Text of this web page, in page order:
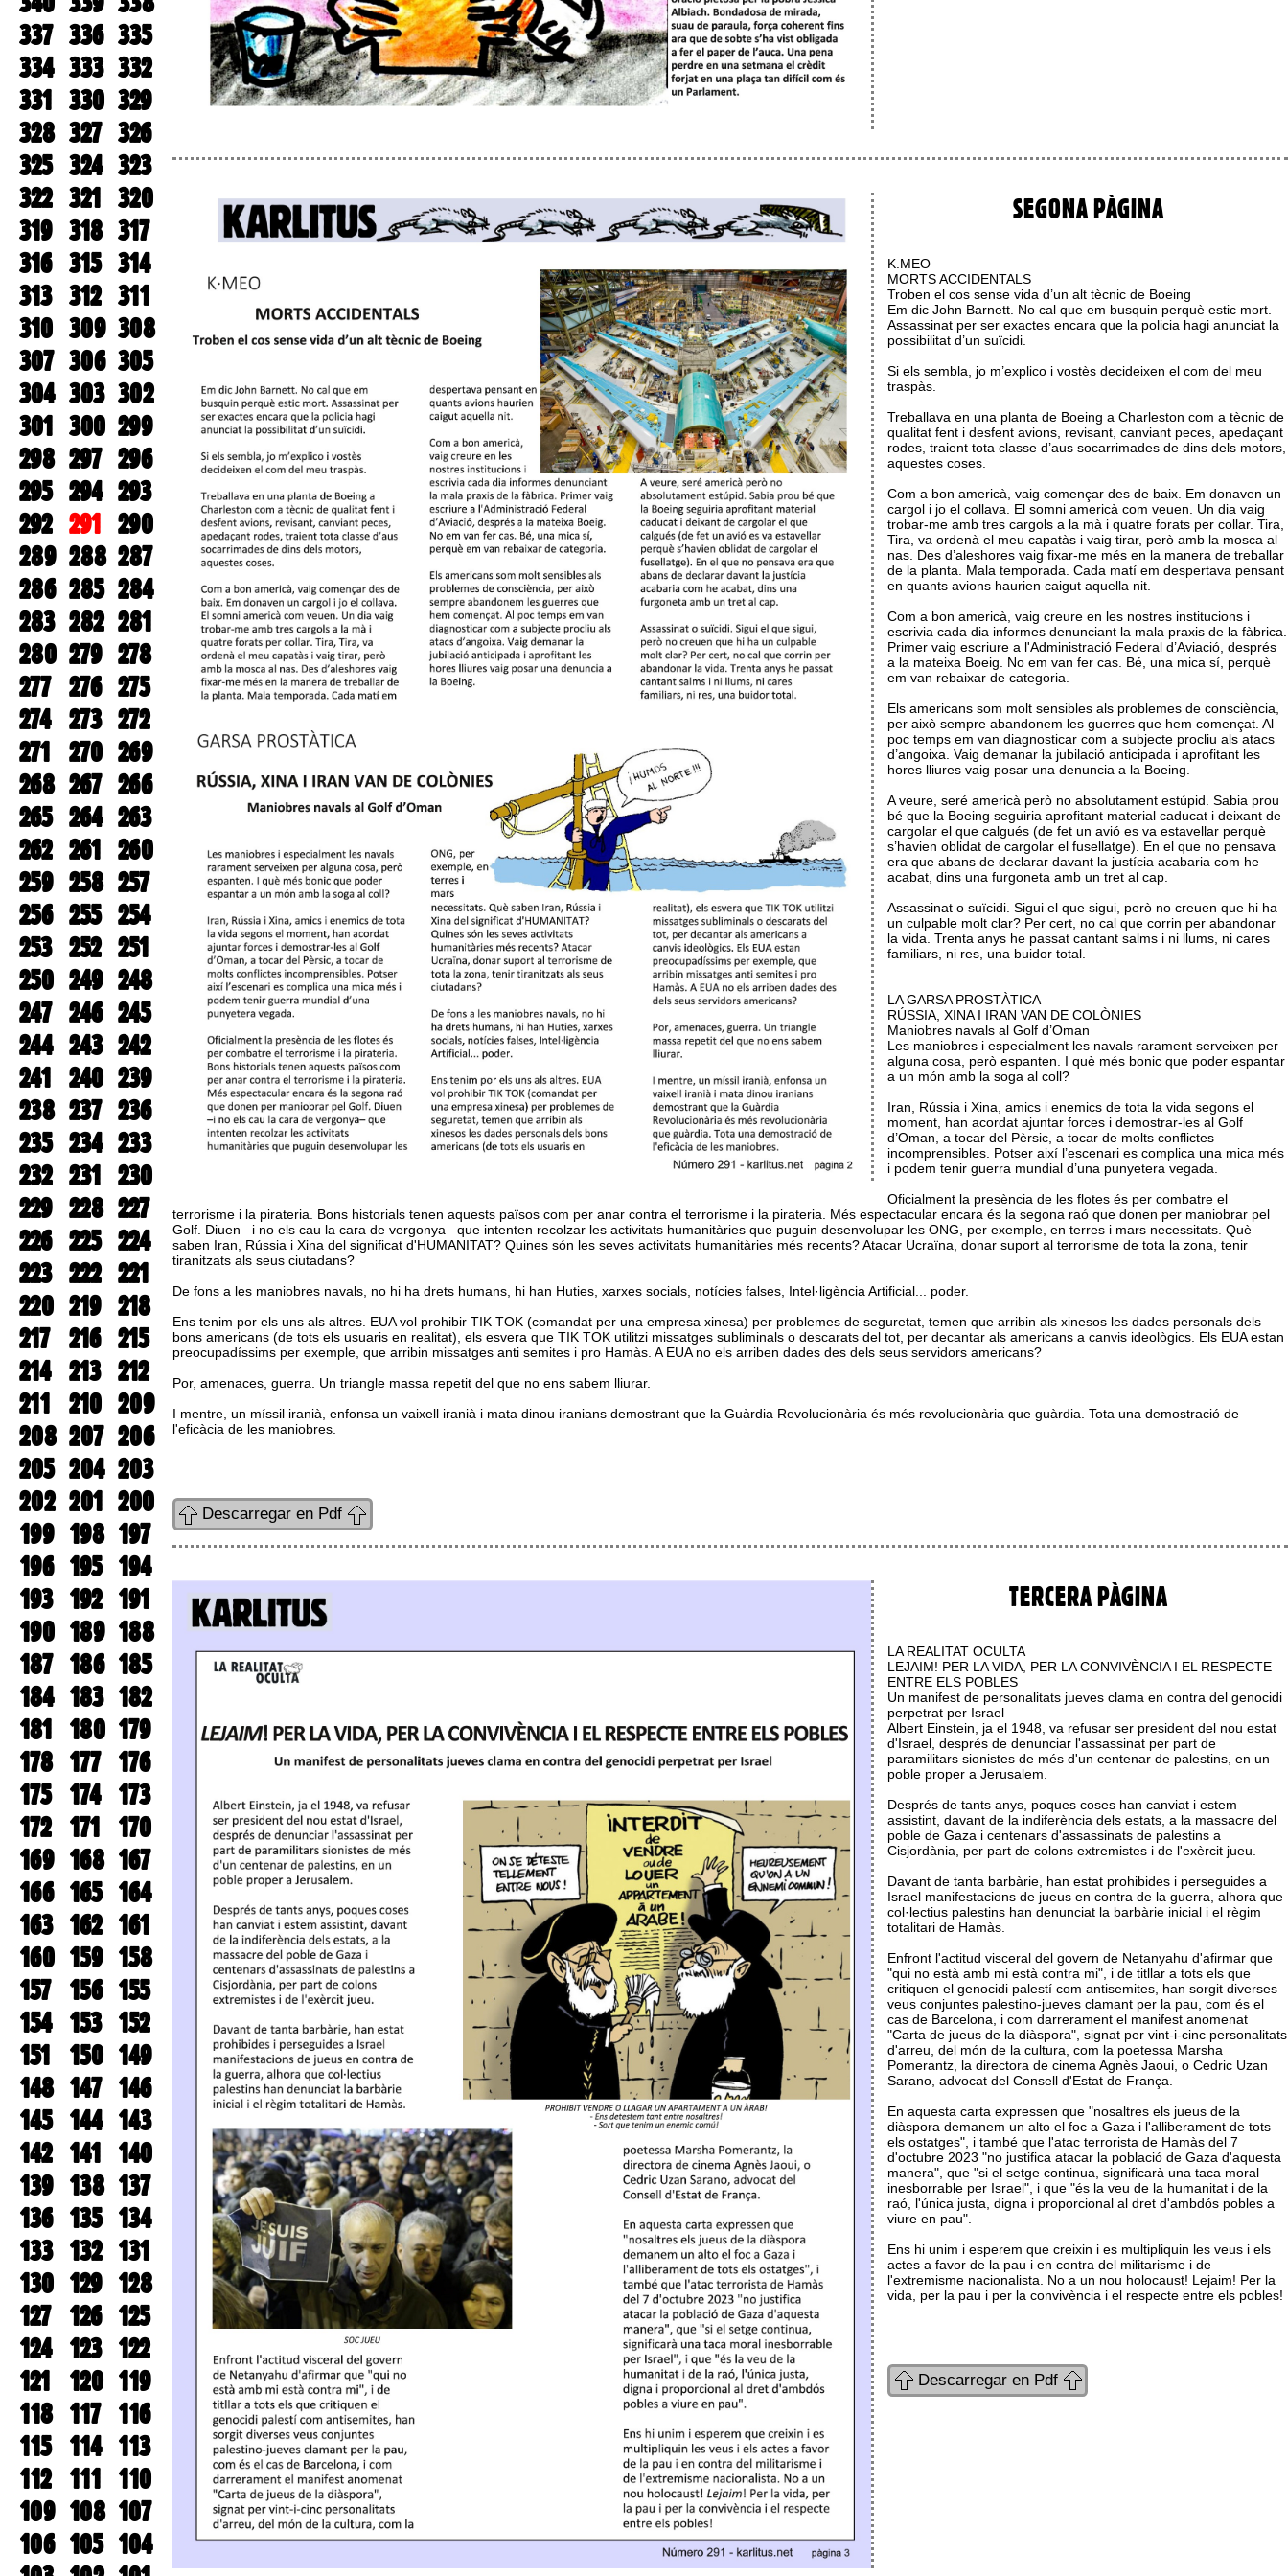
337 336 335
334 333 332
331 330 329
328 327 326
325 324 323
322 321 320
319 318 317
316 315 314
313 312 311
310 309 308
307 306 305
304 303 302
301 300 299
298 297 296
295 294 293
292 291 290
289 288 287
286 285 284
283 282 281
280 279 278
277 276 275
274 273 272
271 270 269
268 267 266
265 264 263
262 261 260
259 258 257
256 255 254
253 252 251
250 249 248
247 246 245
244 243 242
241 240 239
238 237 236
235 234 233
232 231 230
229 228 227
226 225 224
223 222 221
220 219 218
217 216 215
214 213 212
211 210 209
208 207 206
205 204 203
202 201 200
199 198 197
196 195 194
193 192 191
190 189 188
187 186 185
184 183 182
181 180 179
178 177 176
175 174 173
172 171 170
169 168 167
166 165 164
163 162 161
160 159 158
157 156 155
154 153 152
151
150 149
148 147 146
145 144 143
142 141 140
139 138 137
136 135 134
133 132 131
130 129 128
127 126 125
124 123 122
121
120 119
118 117 116
115 114 113
112 111 110
109 108 107
106 105 104
SEGONA PÀGINA
K.MEO
MORTS ACCIDENTALS
Troben el cos sense vida d’un alt tècnic de Boeing
Em dic John Barnett. No cal que em busquin perquè estic mort.
Assassinat per ser exactes encara que la policia hagi anunciat la
possibilitat d’un suïcidi.
Si els sembla, jo m’explico i vostès decideixen el com del meu
traspàs.
Treballava en una planta de Boeing a Charleston com a tècnic de
qualitat fent i desfent avions, revisant, canviant peces, apedaçant
rodes, traient tota classe d’aus socarrimades de dins dels motors,
aquestes coses.
Com a bon americà, vaig començar des de baix. Em donaven un
cargol i jo el collava. El somni americà com veuen. Un dia vaig
trobar-me amb tres cargols a la mà i quatre forats per collar. Tira,
Tira, va ordenà el meu capatàs i vaig tirar, però amb la mosca al
nas. Des d’aleshores vaig fixar-me més en la manera de treballar
de la planta. Mala temporada. Cada matí em despertava pensant
en quants avions haurien caigut aquella nit.
Com a bon americà, vaig creure en les nostres institucions i
escrivia cada dia informes denunciant la mala praxis de la fàbrica.
Primer vaig escriure a l'Administració Federal d’Aviació, després
a la mateixa Boeig. No em van fer cas. Bé, una mica sí, perquè
em van rebaixar de categoria.
Els americans som molt sensibles als problemes de consciència,
per això sempre abandonem les guerres que hem començat. Al
poc temps em van diagnosticar com a subjecte procliu als atacs
d’angoixa. Vaig demanar la jubilació anticipada i aprofitant les
hores lliures vaig posar una denuncia a la Boeing.
A veure, seré americà però no absolutament estúpid. Sabia prou
bé que la Boeing seguiria aprofitant material caducat i deixant de
cargolar el que calgués (de fet un avió es va estavellar perquè
s’havien oblidat de cargolar el fusellatge). En el que no pensava
era que abans de declarar davant la justícia acabaria com he
acabat, dins una furgoneta amb un tret al cap.
Assassinat o suïcidi. Sigui el que sigui, però no creuen que hi ha
un culpable molt clar? Per cert, no cal que corrin per abandonar
la vida. Trenta anys he passat cantant salms i ni llums, ni cares
familiars, ni res, una buidor total.
LA GARSA PROSTÀTICA
RÚSSIA, XINA I IRAN VAN DE COLÒNIES
Maniobres navals al Golf d’Oman
Les maniobres i especialment les navals rarament serveixen per
alguna cosa, però espanten. I què més bonic que poder espantar
a un món amb la soga al coll?
Iran, Rússia i Xina, amics i enemics de tota la vida segons el
moment, han acordat ajuntar forces i demostrar-les al Golf
d’Oman, a tocar del Pèrsic, a tocar de molts conflictes
incomprensibles. Potser així l’escenari es complica una mica més
i podem tenir guerra mundial d’una punyetera vegada.
Oficialment la presència de les flotes és per combatre el
terrorisme i la pirateria. Bons historials tenen aquests països com per anar contra el terrorisme i la pirateria. Més espectacular encara és la segona raó que donen per maniobrar pel
Golf. Diuen –i no els cau la cara de vergonya– que intenten recolzar les activitats humanitàries que puguin desenvolupar les ONG, per exemple, en terres i mars necessitats. Què
saben Iran, Rússia i Xina del significat d'HUMANITAT? Quines són les seves activitats humanitàries més recents? Atacar Ucraïna, donar suport al terrorisme de tota la zona, tenir
tiranitzats als seus ciutadans?
De fons a les maniobres navals, no hi ha drets humans, hi han Huties, xarxes socials, notícies falses, Intel·ligència Artificial... poder.
Ens tenim por els uns als altres. EUA vol prohibir TIK TOK (comandat per una empresa xinesa) per problemes de seguretat, temen que arribin als xinesos les dades personals dels
bons americans (de tots els usuaris en realitat), els esvera que TIK TOK utilitzi missatges subliminals o descarats del tot, per decantar als americans a canvis ideològics. Els EUA estan
preocupadíssims per exemple, que arribin missatges anti semites i pro Hamàs. A EUA no els arriben dades des dels seus servidors americans?
Por, amenaces, guerra. Un triangle massa repetit del que no ens sabem lliurar.
I mentre, un míssil iranià, enfonsa un vaixell iranià i mata dinou iranians demostrant que la Guàrdia Revolucionària és més revolucionària que guàrdia. Tota una demostració de
l'eficàcia de les maniobres.
Descarregar en Pdf
TERCERA PÀGINA
LA REALITAT OCULTA
LEJAIM! PER LA VIDA, PER LA CONVIVÈNCIA I EL RESPECTE
ENTRE ELS POBLES
Un manifest de personalitats jueves clama en contra del genocidi
perpetrat per Israel
Albert Einstein, ja el 1948, va refusar ser president del nou estat
d'Israel, després de denunciar l'assassinat per part de
paramilitars sionistes de més d'un centenar de palestins, en un
poble proper a Jerusalem.
Després de tants anys, poques coses han canviat i estem
assistint, davant de la indiferència dels estats, a la massacre del
poble de Gaza i centenars d'assassinats de palestins a
Cisjordània, per part de colons extremistes i de l'exèrcit jueu.
Davant de tanta barbàrie, han estat prohibides i perseguides a
Israel manifestacions de jueus en contra de la guerra, alhora que
col·lectius palestins han denunciat la barbàrie inicial i el règim
totalitari de Hamàs.
Enfront l'actitud visceral del govern de Netanyahu d'afirmar que
"qui no està amb mi està contra mi", i de titllar a tots els que
critiquen el genocidi palestí com antisemites, han sorgit diverses
veus conjuntes palestino-jueves clamant per la pau, com és el
cas de Barcelona, i com darrerament el manifest anomenat
"Carta de jueus de la diàspora", signat per vint-i-cinc personalitats
d'arreu, del món de la cultura, com la poetessa Marsha
Pomerantz, la directora de cinema Agnès Jaoui, o Cedric Uzan
Sarano, advocat del Consell d'Estat de França.
En aquesta carta expressen que "nosaltres els jueus de la
diàspora demanem un alto el foc a Gaza i l'alliberament de tots
els ostatges", i també que l'atac terrorista de Hamàs del 7
d'octubre 2023 "no justifica atacar la població de Gaza d'aquesta
manera", que "si el setge continua, significarà una taca moral
inesborrable per Israel", i que "és la veu de la humanitat i de la
raó, l'única justa, digna i proporcional al dret d'ambdós pobles a
viure en pau".
Ens hi unim i esperem que creixin i es multipliquin les veus i els
actes a favor de la pau i en contra del militarisme i de
l'extremisme nacionalista. No a un nou holocaust! Lejaim! Per la
vida, per la pau i per la convivència i el respecte entre els pobles!
Descarregar en Pdf